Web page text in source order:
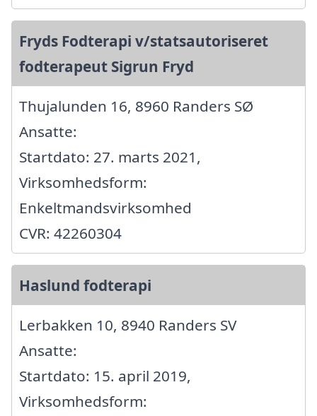
Fryds Fodterapi v/statsautoriseret
fodterapeut Sigrun Fryd
Thujalunden 16, 8960 Randers SØ
Ansatte:
Startdato: 27. marts 2021,
Virksomhedsform:
Enkeltmandsvirksomhed
CVR: 42260304
Haslund fodterapi
Lerbakken 10, 8940 Randers SV
Ansatte:
Startdato: 15. april 2019,
Virksomhedsform: